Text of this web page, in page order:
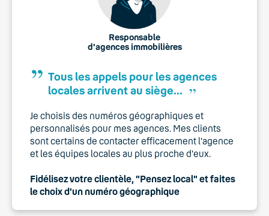
Responsable
d'agences immobilières
Tous les appels pour les agences
locales arrivent au siège... ,,
Je choisis des numéros géographiques et
personnalisés pour mes agences. Mes clients
sont certains de contacter efficacement l'agence
et les équipes locales au plus proche d'eux.
Fidélisez votre clientèle, "Pensez local" et faites
le choix d'un numéro géographique